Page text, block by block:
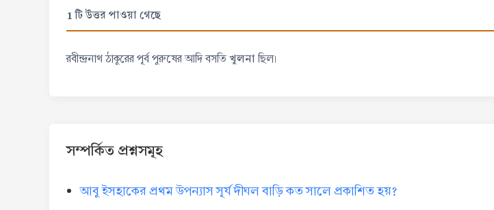
1 টি উত্তর পাওয়া গেছে
রবীন্দ্রনাথ ঠাকুরের পূর্ব পুরুষের আদি বসতিখুলনাছিল।
সম্পর্কিত প্রশ্নসমূহ
আবু ইসহাকের প্রথম উপন্যাস সূর্য দীঘল বাড়ি কত সালে প্রকাশিত হয়?